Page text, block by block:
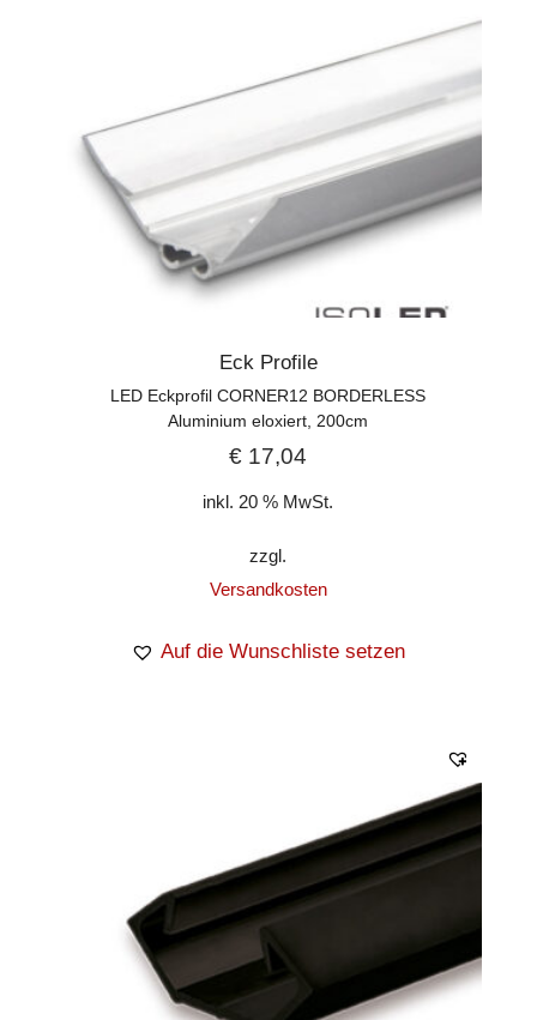
Eck Profile
LED Eckprofil CORNER12 BORDERLESS
Aluminium eloxiert, 200cm
€ 17,04
inkl. 20 % MwSt.
zzgl.
Versandkosten
Auf die Wunschliste setzen